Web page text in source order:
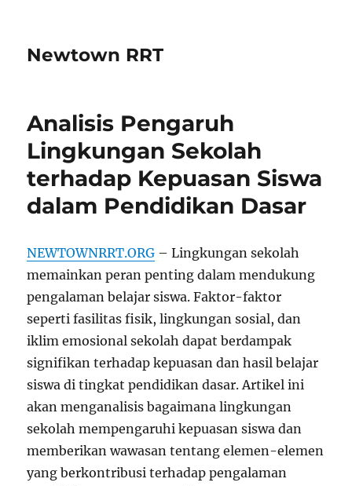
Newtown RRT
Analisis Pengaruh
Lingkungan Sekolah
terhadap Kepuasan Siswa
dalam Pendidikan Dasar
NEWTOWNRRT.ORG – Lingkungan sekolah
memainkan peran penting dalam mendukung
pengalaman belajar siswa. Faktor-faktor
seperti fasilitas fisik, lingkungan sosial, dan
iklim emosional sekolah dapat berdampak
signifikan terhadap kepuasan dan hasil belajar
siswa di tingkat pendidikan dasar. Artikel ini
akan menganalisis bagaimana lingkungan
sekolah mempengaruhi kepuasan siswa dan
memberikan wawasan tentang elemen-elemen
yang berkontribusi terhadap pengalaman